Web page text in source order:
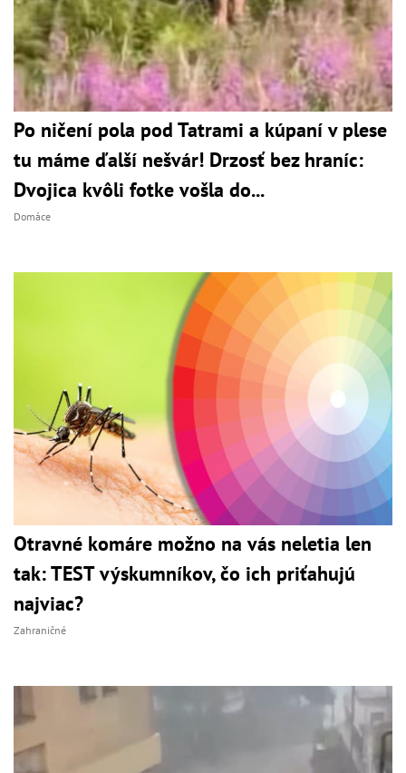
Po ničení pola pod Tatrami a kúpaní v plese
tu máme ďalší nešvár! Drzosť bez hraníc:
Dvojica kvôli fotke vošla do...
Domáce
Otravné komáre možno na vás neletia len
tak: TEST výskumníkov, čo ich priťahujú
najviac?
Zahraničné